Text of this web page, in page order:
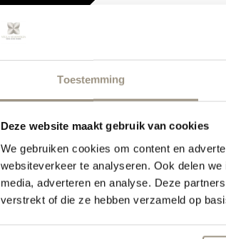
Toestemming
Deze website maakt gebruik van cookies
We gebruiken cookies om content en
websiteverkeer te analyseren. Ook delen
media, adverteren en analyse. Deze
verstrekt of die ze hebben verzameld op